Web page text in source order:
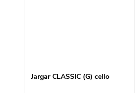
Jargar CLASSIC (G) cello